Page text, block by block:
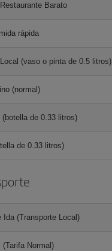
Barato
rápida
(vaso o pinta de 0.5 litros)
(normal)
(botella de 0.33 litros)
de 0.33 litros)
Ida (Transporte Local)
(Tarifa Normal)